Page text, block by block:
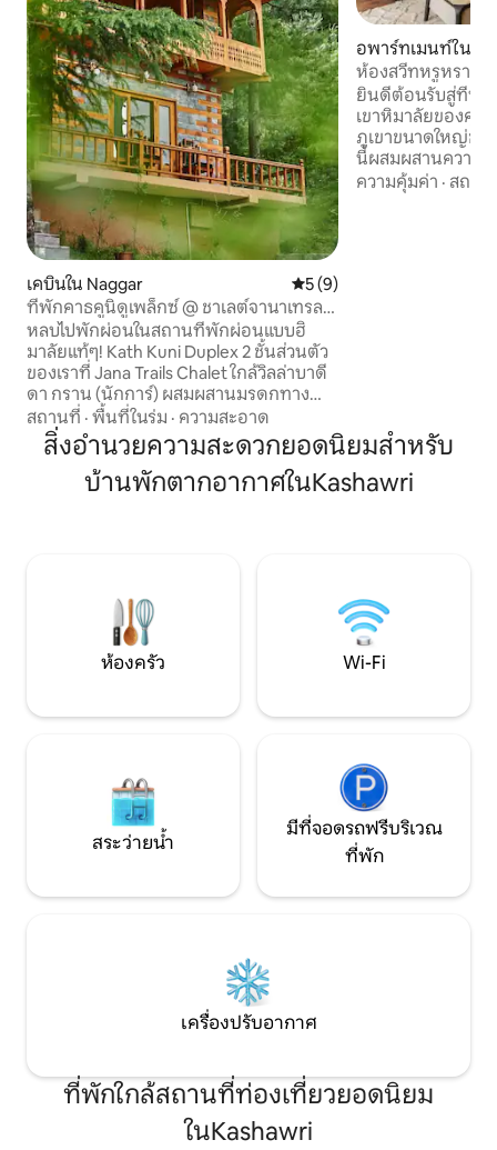
เคบินใน Naggar คะแนนเฉลี่ย 5 จาก 5, 9 รีวิว
5 (9)
ที่พักคาธคูนิดูเพล็กซ์ @ ชาเลต์จานาเทรลส์
มานาลี
หลบไปพักผ่อนในสถานที่พักผ่อนแบบฮิ
มาลัยแท้ๆ! Kath Kuni Duplex 2 ชั้นส่วนตัว
ของเราที่ Jana Trails Chalet ใกล้วิลล่าบาดี
ดา กราน (นักการ์) ผสมผสานมรดกทาง
วัฒนธรรมเข้ากับความสะดวกสบาย ✨ จุด
เด่น: • ความเป็นส่วนตัวแบบแยกตัวด้วย
'ระเบียงใหญ่' ส่วนตัวที่ใหญ่ที่สุดของเราและ
วิวหุบเขา • เตียงคิงไซส์ 2 หลัง (ห้องนอนที่
หุ้มด้วยโคลน + ลอฟท์ชั้นบนที่มีวิวสวย)
จราจรติดขัด
สถานที่ · พื้นที่ในร่ม · ความสะอาด
อพาร์ทเมนท์ใน
ห้องสวีทหรูหราขน
นอนเอนและวิวภูเ
ยินดีต้อนรับสู่ที่พัก
เขาหิมาลัยของคุณ
ภูเขาขนาดใหญ่ขน
นี้ผสมผสานความห
สบายเข้ากับวิวที่ส
ความคุ้มค่า · สถาน
สิ่งอำนวยความสะดวกยอดนิยมสำหรับ
บ้านพักตากอากาศในKashawri
ห้องครัว Wi-Fi
สระว่ายน้ำ
มีที่จอดรถฟรีบริเวณ
ที่พัก
เครื่องปรับอากาศ
ที่พักใกล้สถานที่ท่องเที่ยวยอดนิยม
ในKashawri